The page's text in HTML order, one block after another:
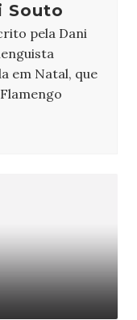
Souto
pela Dani
em Natal, que